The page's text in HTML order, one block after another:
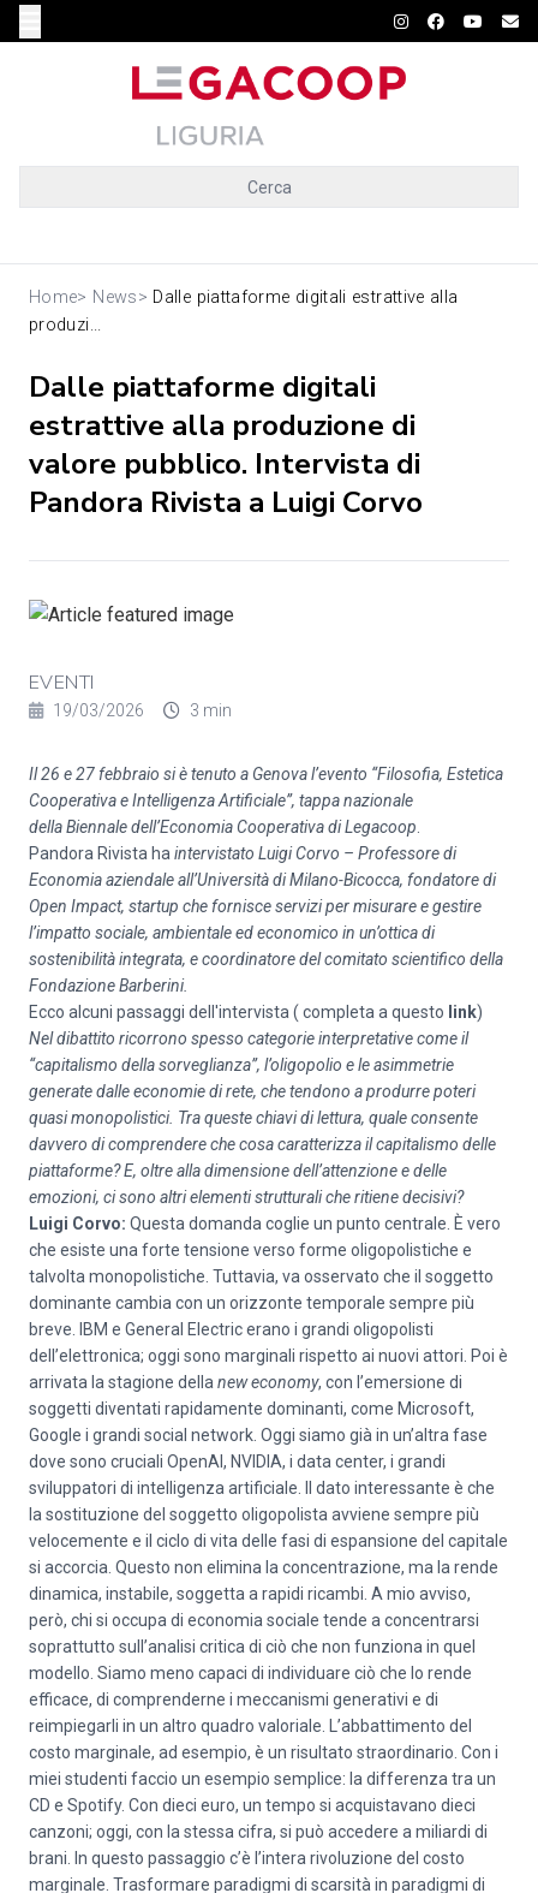
Cerca
Home> News> Dalle piattaforme digitali estrattive alla
produzi...
Dalle piattaforme digitali
estrattive alla produzione di
valore pubblico. Intervista di
Pandora Rivista a Luigi Corvo
EVENTI
19/03/2026 3 min
Il 26 e 27 febbraio si è tenuto a Genova l’evento “Filosofia, Estetica
Cooperativa e Intelligenza Artificiale”, tappa nazionale
dellaBiennale dell’Economia Cooperativadi Legacoop
Pandora Rivista ha intervistato Luigi Corvo – Professore di
Economia aziendale all’Università di Milano-Bicocca, fondatore di
Open Impact, startup che fornisce servizi per misurare e gestire
l’impatto sociale, ambientale ed economico in un’ottica di
sostenibilità integrata, e coordinatore del comitato scientifico della
Fondazione Barberini.
Ecco alcuni passaggi dell'intervista ( completa a questo link)
Nel dibattito ricorrono spesso categorie interpretative come il
“capitalismo della sorveglianza”, l’oligopolio e le asimmetrie
generate dalle economie di rete, che tendono a produrre poteri
quasi monopolistici. Tra queste chiavi di lettura, quale consente
davvero di comprendere che cosa caratterizza il capitalismo delle
piattaforme? E, oltre alla dimensione dell’attenzione e delle
emozioni, ci sono altri elementi strutturali che ritiene decisivi?
Luigi Corvo: Questa domanda coglie un punto centrale. È vero
che esiste una forte tensione verso forme oligopolistiche e
talvolta monopolistiche. Tuttavia, va osservato che il soggetto
dominante cambia con un orizzonte temporale sempre più
breve. IBM e General Electric erano i grandi oligopolisti
dell’elettronica; oggi sono marginali rispetto ai nuovi attori. Poi è
arrivata la stagione della new economy, con l’emersione di
soggetti diventati rapidamente dominanti, come Microsoft,
Google i grandi social network. Oggi siamo già in un’altra fase
dove sono cruciali OpenAI, NVIDIA, i data center, i grandi
sviluppatori di intelligenza artificiale. Il dato interessante è che
la sostituzione del soggetto oligopolista avviene sempre più
velocemente e il ciclo di vita delle fasi di espansione del capitale
si accorcia. Questo non elimina la concentrazione, ma la rende
dinamica, instabile, soggetta a rapidi ricambi. A mio avviso,
però, chi si occupa di economia sociale tende a concentrarsi
soprattutto sull’analisi critica di ciò che non funziona in quel
modello. Siamo meno capaci di individuare ciò che lo rende
efficace, di comprenderne i meccanismi generativi e di
reimpiegarli in un altro quadro valoriale. L’abbattimento del
costo marginale, ad esempio, è un risultato straordinario. Con i
miei studenti faccio un esempio semplice: la differenza tra un
CD e Spotify. Con dieci euro, un tempo si acquistavano dieci
canzoni; oggi, con la stessa cifra, si può accedere a miliardi di
brani. In questo passaggio c’è l’intera rivoluzione del costo
marginale. Trasformare paradigmi di scarsità in paradigmi di